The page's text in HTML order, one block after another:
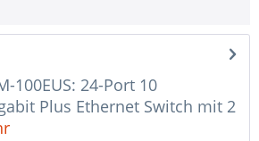
100EUS: 24-Port 10
Plus Ethernet Switch mit 2